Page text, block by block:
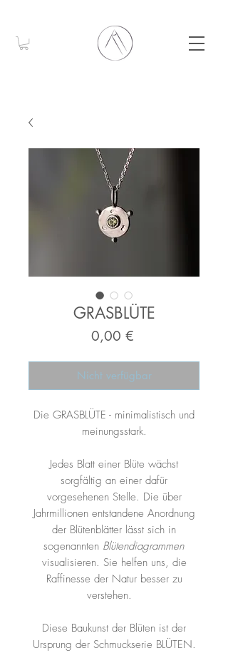
GRASBLÜTE
0,00 €Preis
Nicht verfügbar
Die GRASBLÜTE - minimalistisch und
meinungsstark.
Jedes Blatt einer Blüte wächst
sorgfältig an einer dafür
vorgesehenen Stelle. Die über
Jahrmillionen entstandene Anordnung
der Blütenblätter lässt sich in
sogenannten Blütendiagrammen
visualisieren. Sie helfen uns, die
Raffinesse der Natur besser zu
verstehen.
Diese Baukunst der Blüten ist der
Ursprung der Schmuckserie BLÜTEN.